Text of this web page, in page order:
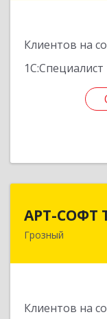
Клиентов на
1С:Специалист
АРТ-СОФТ
Грозный
Клиентов на
364013,